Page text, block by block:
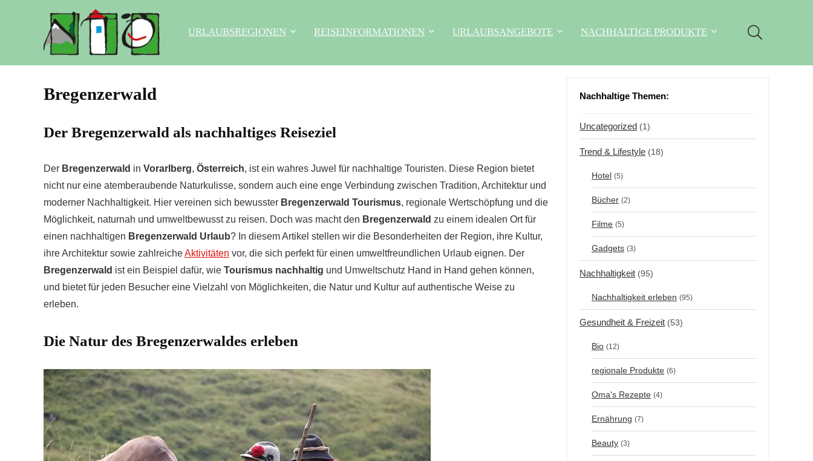
URLAUBSREGIONEN REISEINFORMATIONEN URLAUBSANGEBOTE NACHHALTIGE PRODUKTE
Bregenzerwald
Der Bregenzerwald als nachhaltiges Reiseziel
Der Bregenzerwald in Vorarlberg, Österreich, ist ein wahres Juwel für nachhaltige Touristen. Diese Region bietet
nicht nur eine atemberaubende Naturkulisse, sondern auch eine enge Verbindung zwischen Tradition, Architektur und
moderner Nachhaltigkeit. Hier vereinen sich bewusster Bregenzerwald Tourismus, regionale Wertschöpfung und die
Möglichkeit, naturnah und umweltbewusst zu reisen. Doch was macht den Bregenzerwald zu einem idealen Ort für
einen nachhaltigen Bregenzerwald Urlaub? In diesem Artikel stellen wir die Besonderheiten der Region, ihre Kultur,
ihre Architektur sowie zahlreicheAktivitäten vor, die sich perfekt für einen umweltfreundlichen Urlaub eignen. Der
Bregenzerwald ist ein Beispiel dafür, wie Tourismus nachhaltig und Umweltschutz Hand in Hand gehen können,
und bietet für jeden Besucher eine Vielzahl von Möglichkeiten, die Natur und Kultur auf authentische Weise zu
erleben.
Die Natur des Bregenzerwaldes erleben
Nachhaltige Themen:
Uncategorized (1)
Trend & Lifestyle (18)
Hotel (5)
Bücher (2)
Filme (5)
Gadgets (3)
Nachhaltigkeit (95)
Nachhaltigkeit erleben (95)
Gesundheit & Freizeit (53)
Bio (12)
regionale Produkte (6)
Oma's Rezepte (4)
Ernährung (7)
Beauty (3)